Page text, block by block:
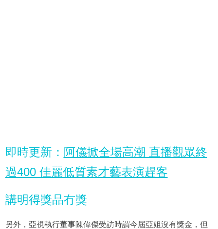
即時更新： 阿儀掀全場高潮 直播觀眾終
過400 佳麗低質素才藝表演趕客
講明得獎品冇獎
另外，亞視執行董事陳偉傑受訪時謂今屆亞姐沒有獎金，但